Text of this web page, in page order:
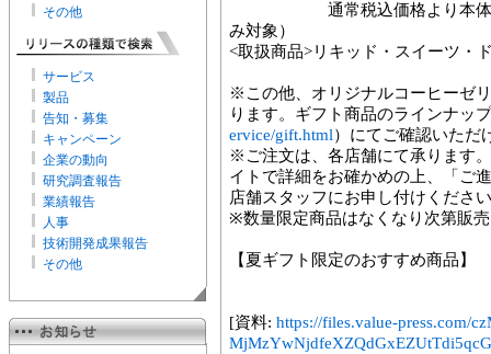
その他
サービス
製品
告知・募集
キャンペーン
企業の動向
研究調査報告
業績報告
人事
技術開発成果報告
その他
通常税込価格より本体価格
み対象）
<取扱商品>リキッド・スイーツ・
※この他、オリジナルコーヒーゼ
ります。ギフト商品のラインナッ
ervice/gift.html）にてご確認いただ
※ご注文は、各店舗にて承ります
イトで詳細をお確かめの上、「ご
店舗スタッフにお申し付けくださ
※数量限定商品はなくなり次第販
【夏ギフト限定のおすすめ商品】
[資料: https://files.value-press.com/